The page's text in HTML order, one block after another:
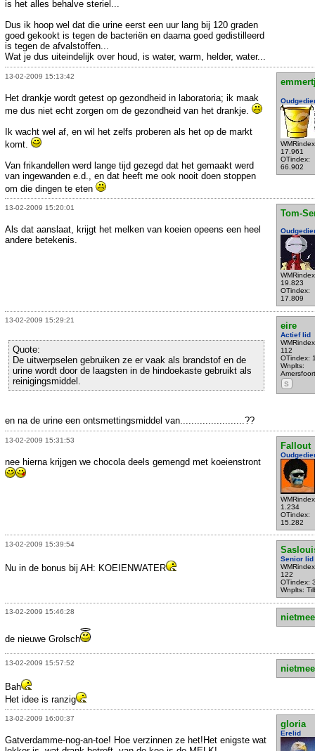
is het alles behalve steriel...
Dus ik hoop wel dat die urine eerst een uur lang bij 120 graden
goed gekookt is tegen de bacteriën en daarna goed gedistilleerd
is tegen de afvalstoffen...
Wat je dus uiteindelijk over houd, is water, warm, helder, water...
13-02-2009 15:13:42
17.961
OTindex:
66.902
Het drankje wordt getest op gezondheid in laboratoria; ik maak
me dus niet echt zorgen om de gezondheid van het drankje.
Ik wacht wel af, en wil het zelfs proberen als het op de markt
komt.
Van frikandellen werd lange tijd gezegd dat het gemaakt werd
van ingewanden e.d., en dat heeft me ook nooit doen stoppen
om die dingen te eten
13-02-2009 15:20:01
Tom-
19.823
OTindex:
17.809
Als dat aanslaat, krijgt het melken van koeien opeens een heel
andere betekenis.
13-02-2009 15:29:21
eire
Actief lid
112
OTindex:
Wnplts:
Amersfoort
S
Quote:
De uitwerpselen gebruiken ze er vaak als brandstof en de
urine wordt door de laagsten in de hindoekaste gebruikt als
reinigingsmiddel.
en na de urine een ontsmettingsmiddel van.......................??
13-02-2009 15:31:53
Fallout
1.234
OTindex:
15.282
nee hierna krijgen we chocola deels gemengd met koeienstront
13-02-2009 15:39:54
Senior lid
122
OTindex:
Wnplts:
Nu in de bonus bij AH: KOEIENWATER
13-02-2009 15:46:28
de nieuwe Grolsch
13-02-2009 15:57:52
Bah
Het idee is ranzig
13-02-2009 16:00:37
gloria
Erelid
Gatverdamme-nog-an-toe! Hoe verzinnen ze het!Het enigste wat